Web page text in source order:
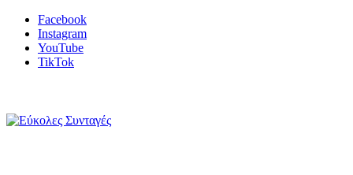
Facebook
Instagram
YouTube
TikTok